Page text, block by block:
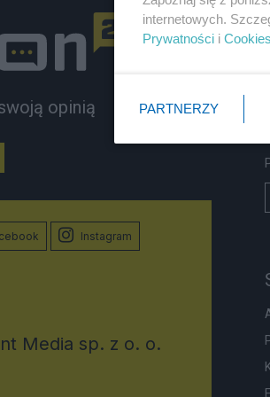
opinią
Instagram
Media sp. z o. o.
internetowych.
Prywatności i Cookies
PARTNERZY